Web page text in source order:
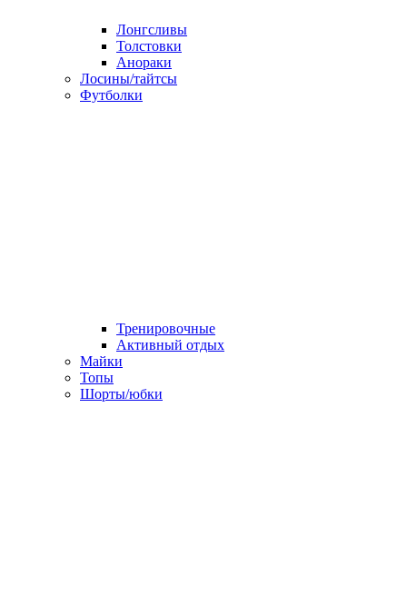
Лонгсливы
Толстовки
Анораки
Лосины/тайтсы
Футболки
Тренировочные
Активный отдых
Майки
Топы
Шорты/юбки